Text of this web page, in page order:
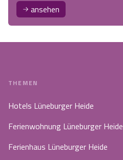
ansehen
THEMEN
Hotels Lüneburger Heide
Ferienwohnung Lüneburger Heide
Ferienhaus Lüneburger Heide